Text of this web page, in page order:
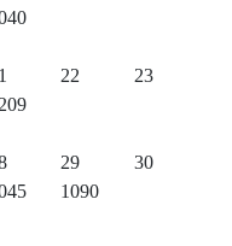
22 23
29
1090
30